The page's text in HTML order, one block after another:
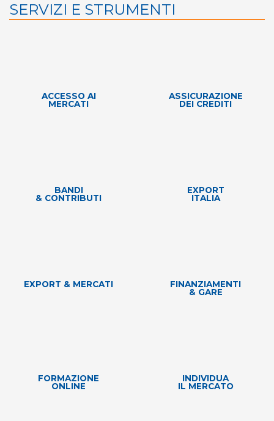
SERVIZI E STRUMENTI
ACCESSO AI
MERCATI
ASSICURAZIONE
DEI CREDITI
BANDI
& CONTRIBUTI
EXPORT
ITALIA
EXPORT & MERCATI
FINANZIAMENTI
& GARE
FORMAZIONE
ONLINE
INDIVIDUA
IL MERCATO